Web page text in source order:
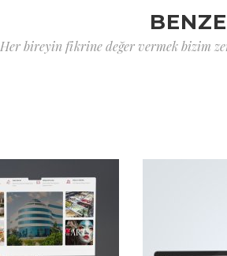
Her bireyin fikrine değer vermek bizim